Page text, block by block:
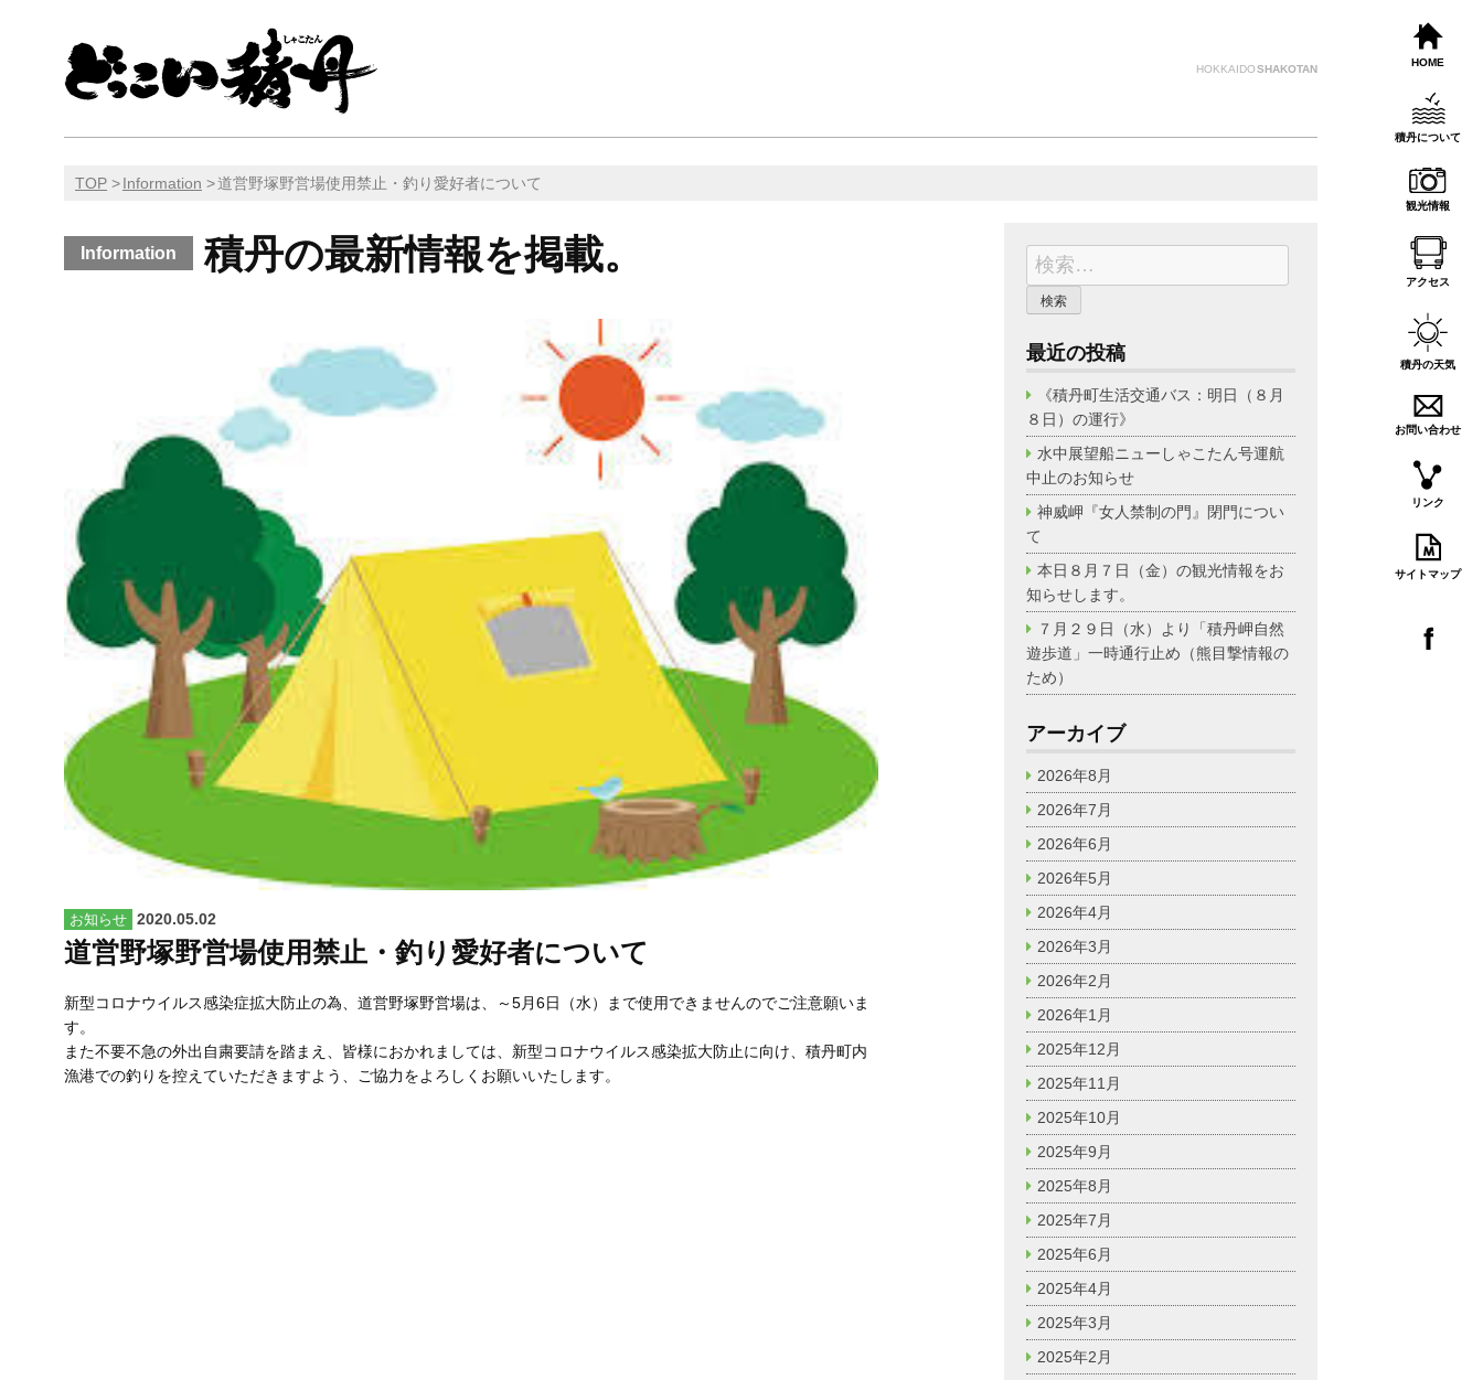
HOKKAIDOSHAKOTAN
HOME
積丹について
観光情報
アクセス
積丹の天気
お問い合わせ
リンク
サイトマップ
TOP Information 道営野塚野営場使用禁止・釣り愛好者について
Information 積丹の最新情報を掲載。
お知らせ 2020.05.02
道営野塚野営場使用禁止・釣り愛好者について
新型コロナウイルス感染症拡大防止の為、道営野塚野営場は、～5月6日（水）まで使用できませんのでご注意願いま
す。
また不要不急の外出自粛要請を踏まえ、皆様におかれましては、新型コロナウイルス感染拡大防止に向け、積丹町内
漁港での釣りを控えていただきますよう、ご協力をよろしくお願いいたします。
検
索:
最近の投稿
《積丹町生活交通バス：明日（８月
８日）の運行》
水中展望船ニューしゃこたん号運航
中止のお知らせ
神威岬『女人禁制の門』閉門につい
て
本日８月７日（金）の観光情報をお
知らせします。
７月２９日（水）より「積丹岬自然
遊歩道」一時通行止め（熊目撃情報の
ため）
アーカイブ
2026年8月
2026年7月
2026年6月
2026年5月
2026年4月
2026年3月
2026年2月
2026年1月
2025年12月
2025年11月
2025年10月
2025年9月
2025年8月
2025年7月
2025年6月
2025年4月
2025年3月
2025年2月